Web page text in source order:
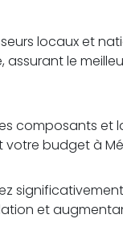
locaux et
le
composants et
budget à
et